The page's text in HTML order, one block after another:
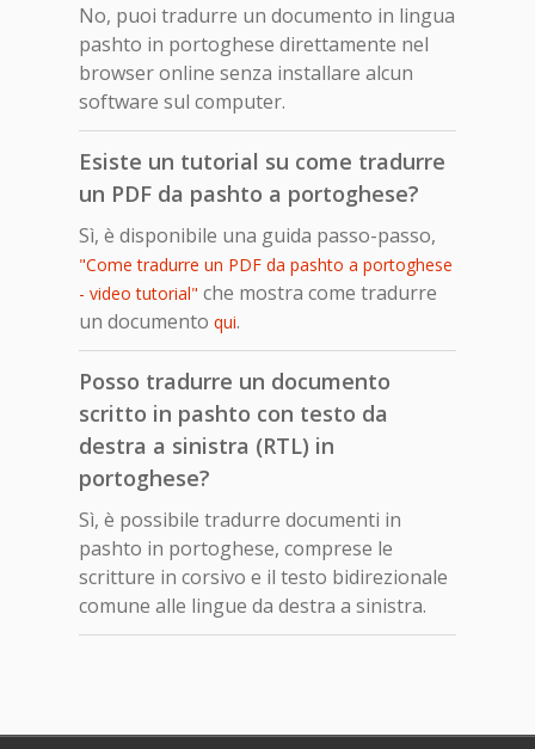
No, puoi tradurre un documento in lingua
pashto in portoghese direttamente nel
browser online senza installare alcun
software sul computer.
Esiste un tutorial su come tradurre
un PDF da pashto a portoghese?
Sì, è disponibile una guida passo-passo,
"Come tradurre un PDF da pashto a portoghese
- video tutorial" che mostra come tradurre
un documento qui.
Posso tradurre un documento
scritto in pashto con testo da
destra a sinistra (RTL) in
portoghese?
Sì, è possibile tradurre documenti in
pashto in portoghese, comprese le
scritture in corsivo e il testo bidirezionale
comune alle lingue da destra a sinistra.